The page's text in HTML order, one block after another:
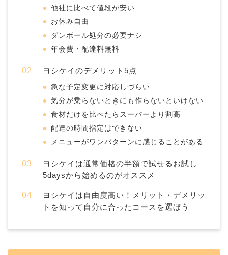
他社に比べて値段が安い
お休み自由
ダンボール処分の必要ナシ
年会費・配達料無料
ヨシケイのデメリット5点
急な予定変更に対応しづらい
気分が乗らないときにも作らないといけない
食材だけを比べたらスーパーより割高
配達の時間指定はできない
メニューがワンパターンに感じることがある
ヨシケイは通常価格の半額で試せるお試し
5daysから始めるのがオススメ
ヨシケイは自由度高い！メリット・デメリッ
トを知って自分に合ったコースを選ぼう